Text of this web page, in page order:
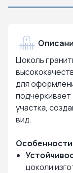
Цоколь
для
участка,
вид.
цоколи